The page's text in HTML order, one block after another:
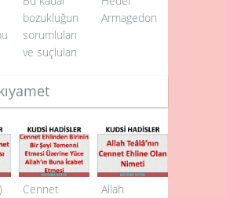
bozukluğun
sorumluları
ve suçluları
Armagedon
Cennet
Allah